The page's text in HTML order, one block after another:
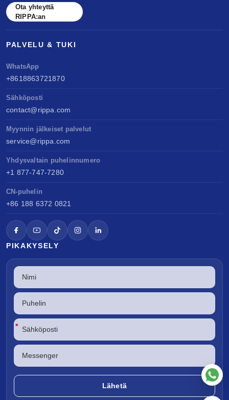
Ota yhteyttä
RIPPA:an
PALVELU & TUKI
WhatsApp
+8618863721870
Sähköposti
contact@rippa.com
Myynnin jälkeiset palvelut
service@rippa.com
Yhdysvaltain puhelinnumero
+1 877-747-7280
CN-puhelin
+86 188 6372 0821
PIKAKYSELY
*